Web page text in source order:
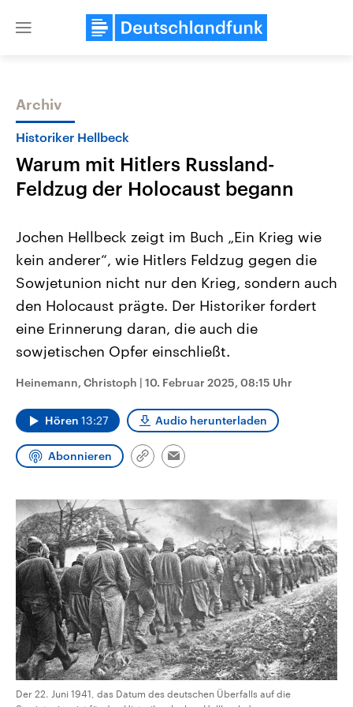
Close
Themen
Landtagswahl Sachsen-Anhalt
2026
Alle Informationen
Sachsen-Anhalt wählt am 6.
September 2026 einen neuen
Landtag. Seit 2021 wird das
Bundesland von einer Koalition aus
CDU, SPD und FDP regiert.-
Umfragen, Prognosen,
Wahlprogramme, aktuelle Berichte
und Kandidaten der anstehenden
Wahl.
USA
Aktuelle Beiträge,
Hintergründe
Wirtschaftlich und
gehören die Vereinigten
den mächtigsten Ländern
mit großem Einfluss auf
Archiv
Historiker Hellbeck
Warum mit Hitlers Russland-
Feldzug der Holocaust begann
Jochen Hellbeck zeigt im Buch „Ein Krieg wie
kein anderer“, wie Hitlers Feldzug gegen die
Sowjetunion nicht nur den Krieg, sondern auch
den Holocaust prägte. Der Historiker fordert
eine Erinnerung daran, die auch die
sowjetischen Opfer einschließt.
Heinemann, Christoph | 10. Februar 2025, 08:15 Uhr
Hören 13:27 Audio herunterladen
Abonnieren
Link
Email
Der 22. Juni 1941, das Datum des deutschen Überfalls auf die